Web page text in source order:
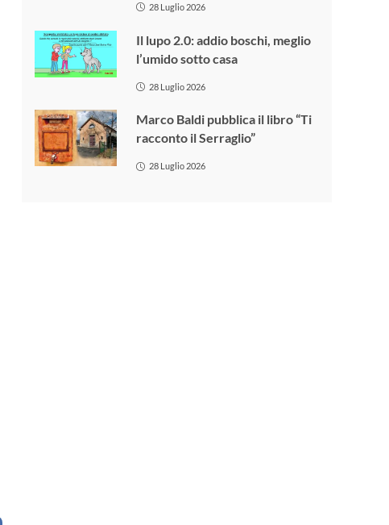
28 Luglio 2026
Il lupo 2.0: addio boschi, meglio
l’umido sotto casa
28 Luglio 2026
Marco Baldi pubblica il libro “Ti
racconto il Serraglio”
28 Luglio 2026